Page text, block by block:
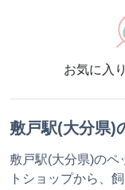
お気に入り
敷戸駅(大分県)
敷戸駅(大分県)のペ
トショップから、